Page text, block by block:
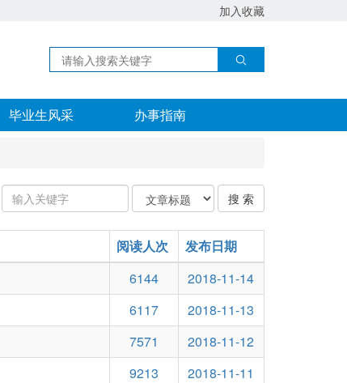
加入收藏
毕业生风采 办事指南
输
入
关
字：
关
键
字
类
型
搜 索
阅读人次
发布日期
6144
2018-11-14
6117
2018-11-13
7571
2018-11-12
9213
2018-11-11